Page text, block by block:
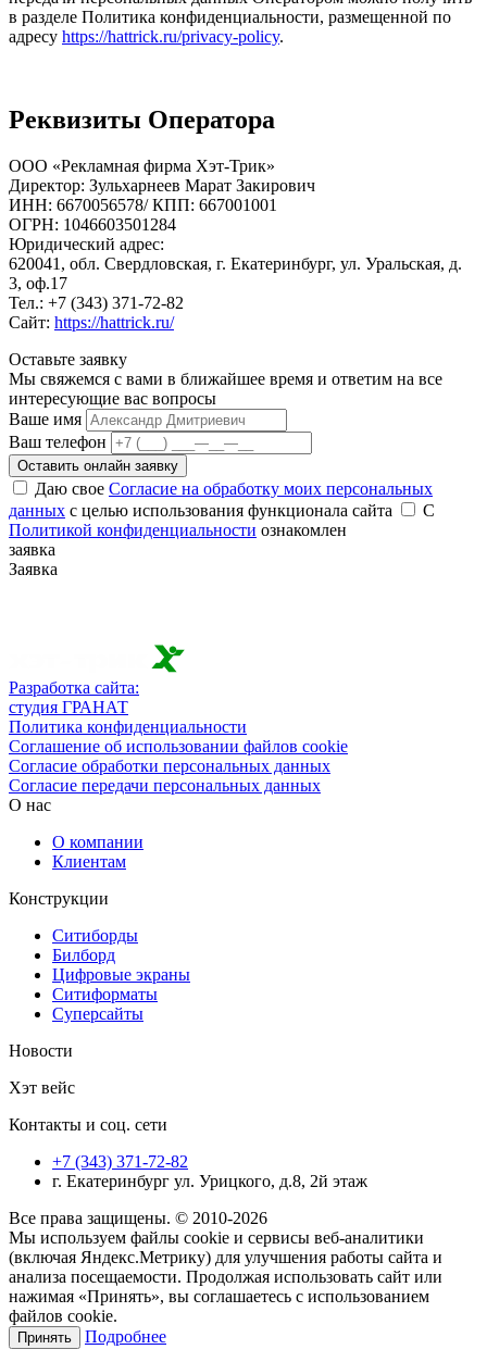
в разделе Политика конфиденциальности, размещенной по
адресу https://hattrick.ru/privacy-policy.
Реквизиты Оператора
ООО «Рекламная фирма Хэт-Трик»
Директор: Зульхарнеев Марат Закирович
ИНН: 6670056578/ КПП: 667001001
ОГРН: 1046603501284
Юридический адрес:
620041, обл. Свердловская, г. Екатеринбург, ул. Уральская, д.
3, оф.17
Тел.: +7 (343) 371-72-82
Сайт: https://hattrick.ru/
Оставьте заявку
Мы свяжемся с вами в ближайшее время и ответим на все
интересующие вас вопросы
Ваше имя
Ваш телефон
Оставить онлайн заявку
Даю свое Согласие на обработку моих персональных
данных с целью использования функционала сайта
С
Политикой конфиденциальности ознакомлен
заявка
Заявка
Разработка сайта:
студия ГРАНАТ
Политика конфиденциальности
Соглашение об использовании файлов cookie
Согласие обработки персональных данных
Согласие передачи персональных данных
О нас
О компании
Клиентам
Конструкции
Ситиборды
Билборд
Цифровые экраны
Ситиформаты
Суперсайты
Новости
Хэт вейс
Контакты и соц. сети
+7 (343) 371-72-82
г. Екатеринбург ул. Урицкого, д.8, 2й этаж
Все права защищены. © 2010-2026
Мы используем файлы cookie и сервисы веб-аналитики
(включая Яндекс.Метрику) для улучшения работы сайта и
анализа посещаемости. Продолжая использовать сайт или
нажимая «Принять», вы соглашаетесь с использованием
файлов cookie.
Принять Подробнее